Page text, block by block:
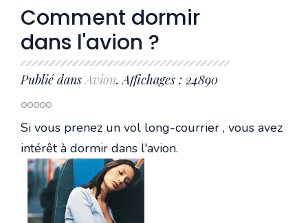
Comment dormir
dans l'avion ?
Publié dansAvion. Affichages : 24890
Si vous prenez un vol long-courrier , vous avez
intérêt à dormir dans l'avion.